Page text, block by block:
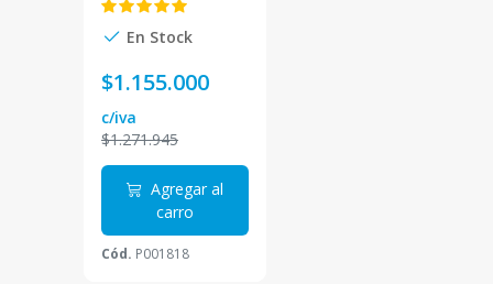
En Stock
$1.155.000
c/iva
$1.271.945
Agregar al
carro
Cód. P001818